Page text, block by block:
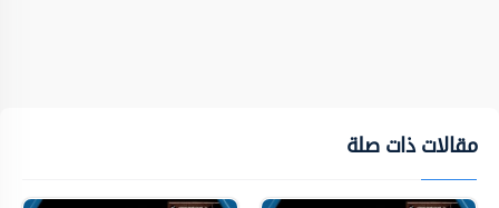
مقالات ذات صلة